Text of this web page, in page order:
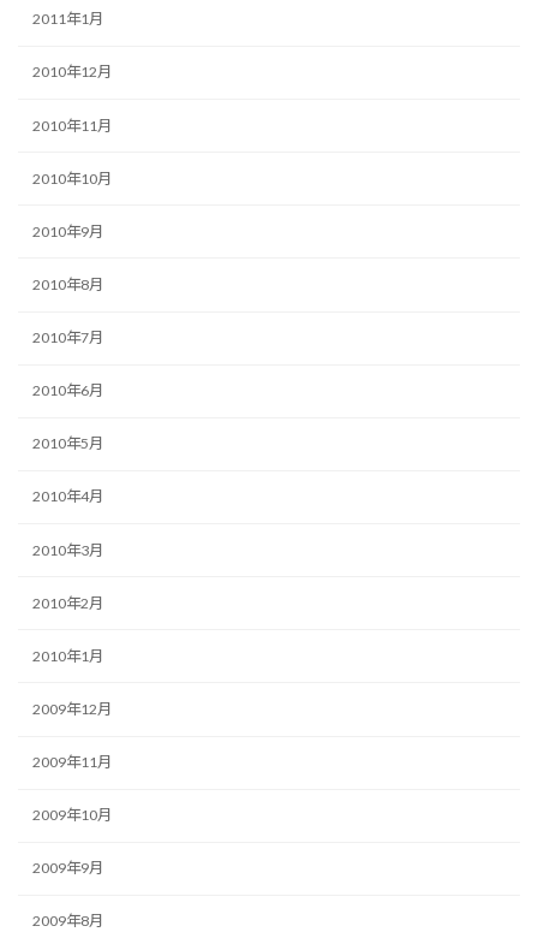
2011年1月
2010年12月
2010年11月
2010年10月
2010年9月
2010年8月
2010年7月
2010年6月
2010年5月
2010年4月
2010年3月
2010年2月
2010年1月
2009年12月
2009年11月
2009年10月
2009年9月
2009年8月